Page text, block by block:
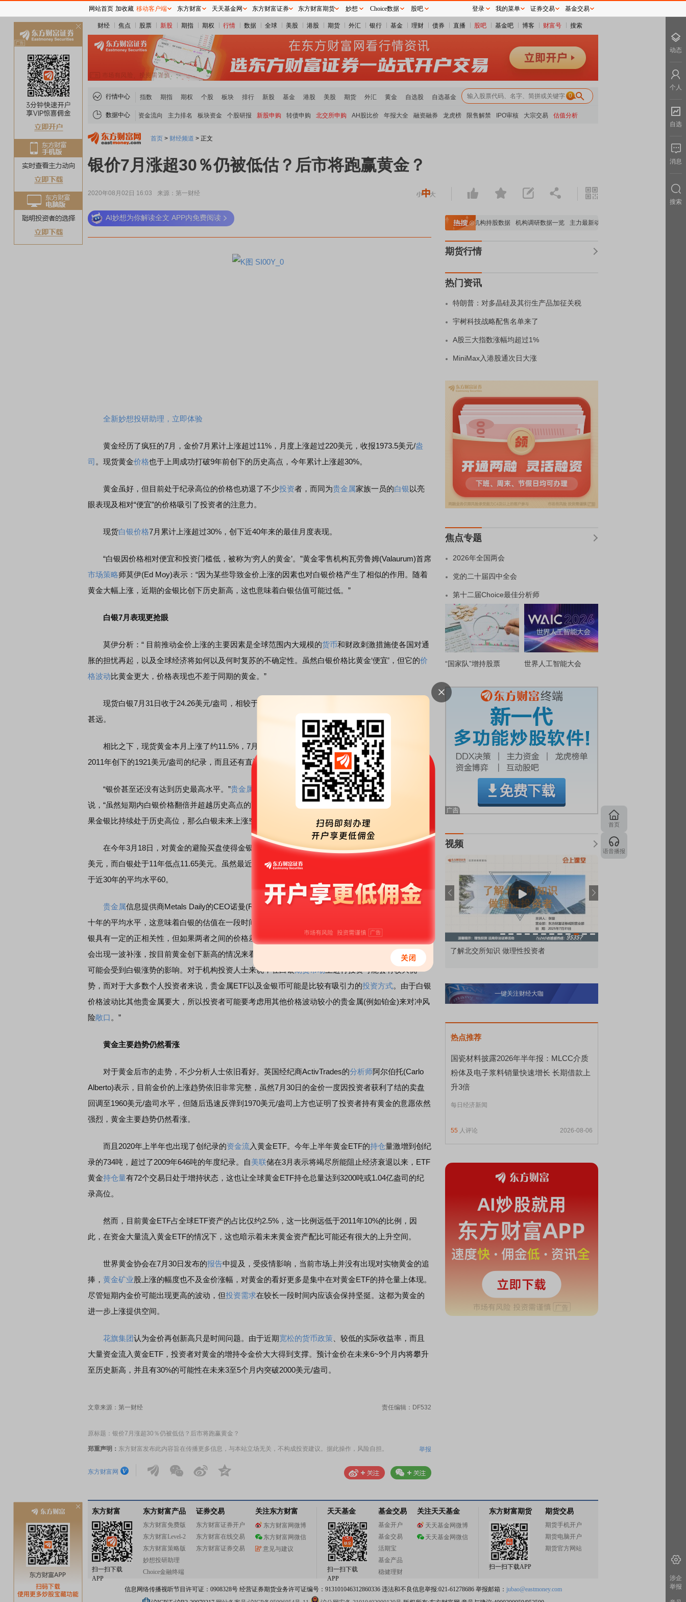
财经 焦点 股票 新股 期指 期权 行情 数据 全球 美股 港股 期货 外汇 银行 基金 理财 债券 直播 股吧 基金吧 博客 财富号 搜索
行情中心 指数 期指 期权 个股 板块 排行 新股 基金 港股 美股 期货 外汇 黄金 自选股 自选基金 0
数据中心 资金流向 主力排名 板块资金 个股研报 新股申购 转债申购 北交所申购 AH股比价 年报大全 融资融券 龙虎榜 限售解禁 IPO审核 大宗交易 估值分析
首页 > 财经频道 > 正文
银价7月涨超30％仍被低估？后市将跑赢黄金？
2020年08月02日 16:03 来源：第一财经
AI妙想为你解读全文 APP内免费阅读
全新妙想投研助理，立即体验
黄金经历了疯狂的7月，金价7月累计上涨超过11%，月度上涨超过220美元，收报1973.5美元/盎
司 。现货黄金价格也于上周成功打破9年前创下的历史高点，今年累计上涨超30%。
黄金虽好，但目前处于纪录高位的价格也劝退了不少投资者，而同为贵金属家族一员的白银 以亮
眼表现及相对“便宜”的价格吸引了投资者的注意力。
现货白银价格7月累计上涨超过30%，创下近40年来的最佳月度表现。
“白银因价格相对便宜和投资门槛低，被称为‘穷人的黄金’。”黄金零售机构瓦劳鲁姆(Valaurum)首席
市场策略师莫伊(Ed Moy)表示：“因为某些导致金价上涨的因素也对白银价格产生了相似的作用。随着
黄金大幅上涨，近期的金银比创下历史新高，这也意味着白银估值可能过低。”
白银7月表现更抢眼
莫伊分析：“ 目前推动金价上涨的主要因素是全球范围内大规模的货币和财政刺激措施使各国对通
胀的担忧再起，以及全球经济将如何以及何时复苏的不确定性。虽然白银价格比黄金‘便宜’，但它的价
格波动比黄金更大，价格表现也不差于同期的黄金。”
现货白银7月31日收于24.26美元/盎司，相较于2011年4月创下的纪录高位48.59美元/盎司，还相差
甚远。
相比之下，现货黄金本月上涨了约11.5%，7月31日收涨近1%至1973.5美元/盎司，早已打破在
2011年创下的1921美元/盎司的纪录，而且还有直逼2000美元/盎司之势。
“银价甚至还没有达到历史最高水平。”贵金属 GraniteShares的主管贾安诺托(Ryan Giannotto)
说，“虽然短期内白银价格翻倍并超越历史高点的可能性不大，但贸然排除极端情况也是不明智的。如
果金银比持续处于历史高位，那么白银未来上涨空间可能还很大。”
在今年3月18日，对黄金的避险买盘使得金银比一度飙升至历史最高水平126，当时金价约为1704
美元，而白银处于11年低点11.65美元。虽然最近几个月金银比已经出现回落，目前降至81，但仍远高
于近30年的平均水平60。
贵金属信息提供商Metals Daily的CEO诺曼(Ross Norman)称：“金银比在不断下降的同时还高于数
十年的平均水平，这意味着白银的估值在一段时间内还是比黄金的要低。一般来说，黄金的涨势与白
银具有一定的正相关性，但如果两者之间的价格差过大，那么黄金价格往往会停滞不前或者白银价格
会出现一波补涨，按目前黄金创下新高的情况来看，它的价格很大程度上不受技术阻力位的束缚，但
可能会受到白银涨势的影响。对于机构投资人士来说，在白银期货市场上进行投资可能会有较大优
势，而对于大多数个人投资者来说，贵金属ETF以及金银币可能是比较有吸引力的投资方式。由于白银
价格波动比其他贵金属要大，所以投资者可能要考虑用其他价格波动较小的贵金属(例如铂金)来对冲风
险敞口 。”
黄金主要趋势仍然看涨
对于黄金后市的走势，不少分析人士依旧看好。英国经纪商ActivTrades的分析师阿尔伯托(Carlo
Alberto)表示，目前金价的上涨趋势依旧非常完整，虽然7月30日的金价一度因投资者获利了结的卖盘
回调至1960美元/盎司水平，但随后迅速反弹到1970美元/盎司上方也证明了投资者持有黄金的意愿依然
强烈，黄金主要趋势仍然看涨。
而且2020年上半年也出现了创纪录的资金流入黄金ETF。今年上半年黄金ETF的持仓量激增到创纪
录的734吨，超过了2009年646吨的年度纪录。自美联储在3月表示将竭尽所能阻止经济衰退以来，ETF
黄金持仓量有72个交易日处于增持状态，这也让全球黄金ETF持仓总量达到3200吨或1.04亿盎司的纪
录高位。
然而，目前黄金ETF占全球ETF资产的占比仅约2.5%，这一比例远低于2011年10%的比例，因
此，在资金大量流入黄金ETF的情况下，这也暗示着未来黄金资产配比可能还有很大的上升空间。
世界黄金协会在7月30日发布的报告中提及，受疫情影响，当前市场上并没有出现对实物黄金的追
捧， 黄金矿业股上涨的幅度也不及金价涨幅，对黄金的看好更多是集中在对黄金ETF的持仓量上体现。
尽管短期内金价可能出现更高的波动，但投资需求在较长一段时间内应该会保持坚挺。这都为黄金的
进一步上涨提供空间。
花旗集团认为金价再创新高只是时间问题。由于近期宽松的货币政策 、较低的实际收益率，而且
大量资金流入黄金ETF，投资者对黄金的增持令金价大大得到支撑。预计金价在未来6~9个月内将攀升
至历史新高，并且有30%的可能性在未来3至5个月内突破2000美元/盎司。
文章来源：第一财经 责任编辑：DF532
原标题：银价7月涨超30％仍被低估？后市将跑赢黄金？
郑重声明： 东方财富发布此内容旨在传播更多信息，与本站立场无关，不构成投资建议。据此操作，风险自担。 举报
东方财富网
稀土板块领涨 A股估值分析全览 重要机构持股数据 机构调研数据一览 主力最新动向
期货行情
热门资讯
特朗普：对多晶硅及其衍生产品加征关税
宇树科技战略配售名单来了
A股三大指数涨幅均超过1%
MiniMax入港股通次日大涨
焦点专题
2026年全国两会
党的二十届四中全会
第十二届Choice最佳分析师
“国家队”增持股票 世界人工智能大会
视频
首席连线｜东方财富证券陈果：A股再平衡的
债券知识通识：从基础认知到特色品种 了解北交所知识 做理性投资者
一键关注财经大咖
热点推荐
国瓷材料披露2026年半年报：MLCC介质
粉体及电子浆料销量快速增长 长期借款上
升3倍
每日经济新闻
55 人评论 2026-08-06
首页
语音播报
东方财富
扫一扫下载
APP
东方财富产品
东方财富免费版
东方财富Level-2
东方财富策略版
妙想投研助理
Choice金融终端
证券交易
东方财富证券开户
东方财富在线交易
东方财富证券交易
关注东方财富
东方财富网微博
东方财富网微信
意见与建议
天天基金
扫一扫下载
APP
基金交易
基金开户
基金交易
活期宝
基金产品
稳健理财
关注天天基金
天天基金网微博
天天基金网微信
东方财富期货
扫一扫下载APP
期货交易
期货手机开户
期货电脑开户
期货官方网站
信息网络传播视听节目许可证：0908328号 经营证券期货业务许可证编号：913101046312860336 违法和不良信息举报:021-61278686 举报邮箱： jubao@eastmoney.com
网站首页 加收藏 移动客户端 东方财富 天天基金网 东方财富证券 东方财富期货 妙想 Choice数据 股吧 登录 我的菜单 证券交易 基金交易
动态
个人
自选
消息
搜索
涉企
举报
关